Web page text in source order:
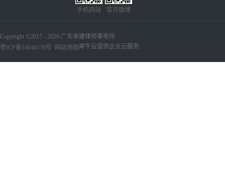
Copyright ©2017 - 2020 广东卓建律师事务所
粤ICP备14046138号 网站地图 犀牛云提供企业云服务
手机网站 官方微博